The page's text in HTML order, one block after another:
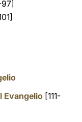
Evangelio [111-